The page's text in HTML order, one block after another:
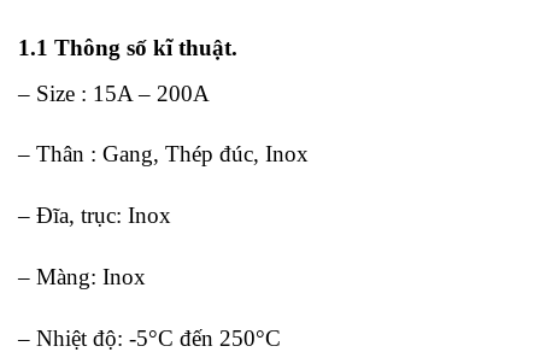
1.1 Thông số kĩ thuật.
– Size : 15A – 200A
– Thân : Gang, Thép đúc, Inox
– Đĩa, trục: Inox
– Màng: Inox
– Nhiệt độ: -5°C đến 250°C